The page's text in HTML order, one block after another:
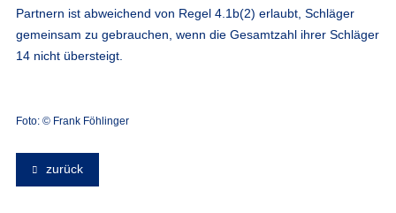
Partnern ist abweichend von Regel 4.1b(2) erlaubt, Schläger
gemeinsam zu gebrauchen, wenn die Gesamtzahl ihrer Schläger
14 nicht übersteigt.
Foto: © Frank Föhlinger
zurück